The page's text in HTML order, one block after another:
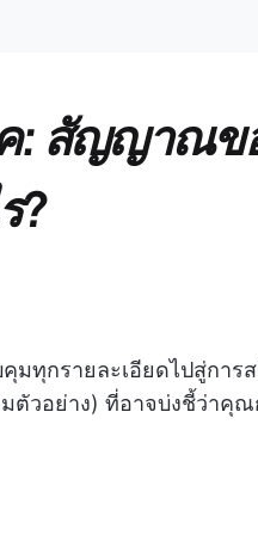
ค: สัญญาณข
?
ทุกรายละเอียดไปสู่การส
ตัวอย่าง) ที่อาจบ่งชี้ว่าคุณ